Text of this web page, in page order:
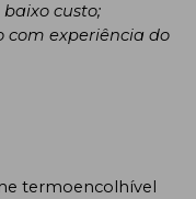
custo;
com experiência do
termoencolhível